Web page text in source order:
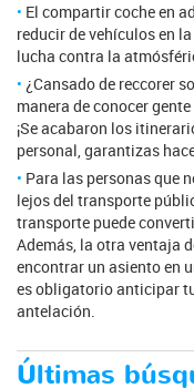
El compartir coche en
reducir de vehículos en
lucha contra la
¿Cansado de reccorer
manera de conocer
¡Se acabaron los
personal, garantizas
Para las personas que
lejos del transporte
transporte puede
Además, la otra ventaja
encontrar un asiento en
es obligatorio anticipar
antelación.
Últimas